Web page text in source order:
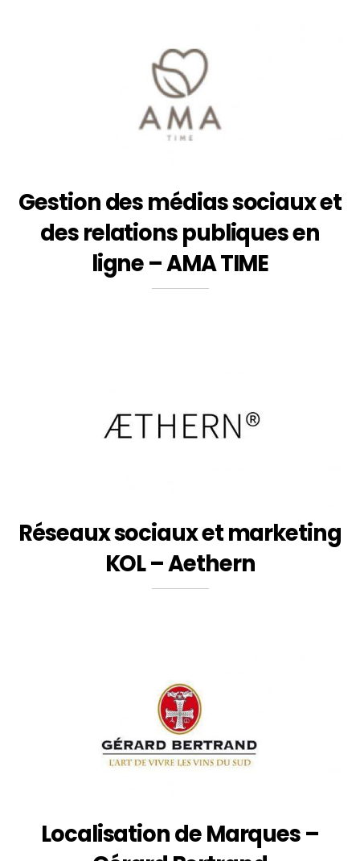
Gestion des médias sociaux et
des relations publiques en
ligne – AMA TIME
Réseaux sociaux et marketing
KOL – Aethern
Localisation de Marques –